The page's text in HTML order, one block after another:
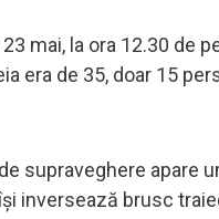
mai, la ora 12.30 de
era de 35, doar 15
supraveghere apare
inversează brusc